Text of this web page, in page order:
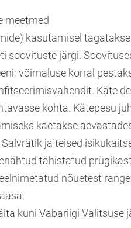
meetmed
kasutamisel
soovituste järgi.
võimaluse korral
Käte
kohta. Kätepesu
kaetakse
ja teised
tähistatud
nõuetest
kuni Vabariigi Valitsuse